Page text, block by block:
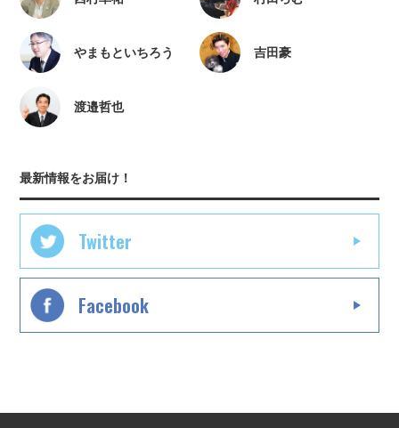
やまもといちろう 吉田豪
渡邉哲也
最新情報をお届け！
Twitter
Facebook